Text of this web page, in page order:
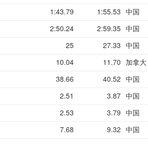
1:43.79 1:55.53 中国
2:50.24 2:59.35 中国
25 27.33 中国
10.04 11.70 加拿大
38.66 40.52 中国
2.51 3.87 中国
2.53 3.79 中国
7.68 9.32 中国